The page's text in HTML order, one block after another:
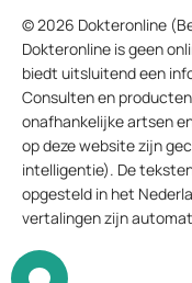
© 2026 Dokteronline
Dokteronline is geen
biedt uitsluitend een
Consulten en
onafhankelijke artsen
op deze website zijn
intelligentie). De
opgesteld in het
vertalingen zijn